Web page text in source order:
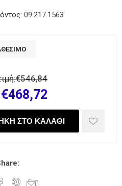
09.217.1563
€546,84
€468,72